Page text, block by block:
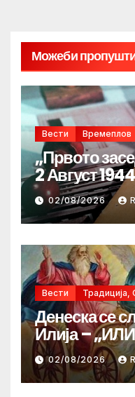
Можеби
Вести Времеплов
„Првото
2 Август
02/08/2026
Вести Традиција,
Денеска се
Илија –
02/08/2026